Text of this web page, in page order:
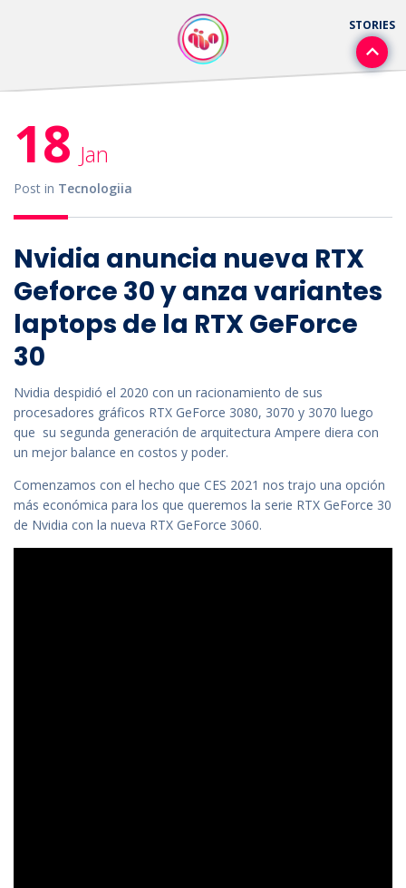
18 Jan
Post in Tecnologiia
Nvidia anuncia nueva RTX
Geforce 30 y anza variantes
laptops de la RTX GeForce
30
Nvidia despidió el 2020 con un racionamiento de sus
procesadores gráficos RTX GeForce 3080, 3070 y 3070 luego
que su segunda generación de arquitectura Ampere diera con
un mejor balance en costos y poder.
Comenzamos con el hecho que CES 2021 nos trajo una opción
más económica para los que queremos la serie RTX GeForce 30
de Nvidia con la nueva RTX GeForce 3060.